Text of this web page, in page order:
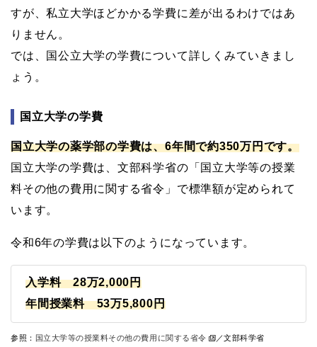
すが、私立大学ほどかかる学費に差が出るわけではあ
りません。
では、国公立大学の学費について詳しくみていきまし
ょう。
国立大学の学費
国立大学の薬学部の学費は、6年間で約350万円です。
国立大学の学費は、文部科学省の「国立大学等の授業
料その他の費用に関する省令」で標準額が定められて
います。
令和6年の学費は以下のようになっています。
入学料 28万2,000円
年間授業料 53万5,800円
参照： 国立大学等の授業料その他の費用に関する省令 ／文部科学省